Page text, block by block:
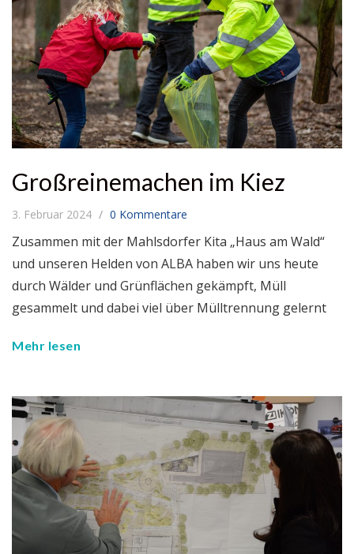
Großreinemachen im Kiez
3. Februar 2024 0 Kommentare
Zusammen mit der Mahlsdorfer Kita „Haus am Wald“
und unseren Helden von ALBA haben wir uns heute
durch Wälder und Grünflächen gekämpft, Müll
gesammelt und dabei viel über Mülltrennung gelernt
Mehr lesen